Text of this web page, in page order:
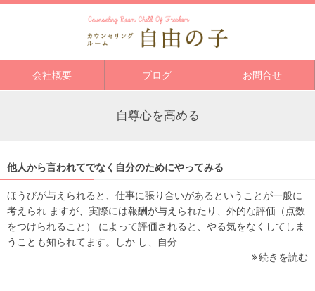
会社概要 ブログ お問合せ
自尊心を高める
他人から言われてでなく自分のためにやってみる
ほうびが与えられると、仕事に張り合いがあるということが一般に
考えられ ますが、実際には報酬が与えられたり、外的な評価（点数
をつけられること） によって評価されると、やる気をなくしてしま
うことも知られてます。しか し、自分…
続きを読む